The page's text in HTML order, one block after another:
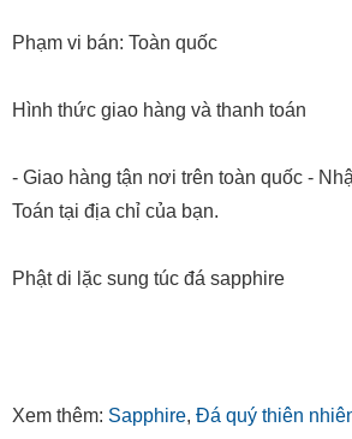
Phạm vi bán: Toàn quốc
Hình thức giao hàng và thanh toán
- Giao hàng tận nơi trên toàn quốc -
Toán tại địa chỉ của bạn.
Phật di lặc sung túc đá sapphire
Xem thêm: Sapphire, Đá quý thiên